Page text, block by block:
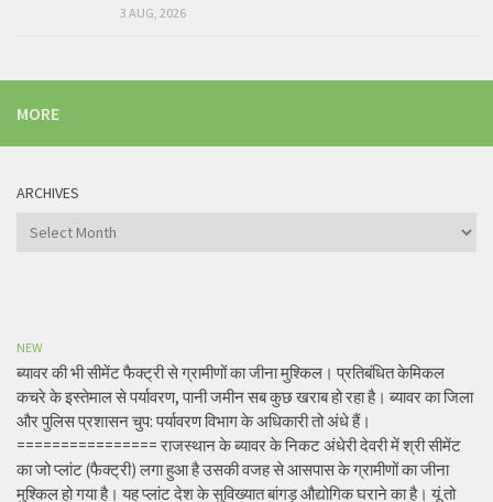
3 AUG, 2026
MORE
ARCHIVES
Archives
NEW
ब्यावर की भी सीमेंट फैक्ट्री से ग्रामीणों का जीना मुश्किल। प्रतिबंधित केमिकल
कचरे के इस्तेमाल से पर्यावरण, पानी जमीन सब कुछ खराब हो रहा है। ब्यावर का जिला
और पुलिस प्रशासन चुप: पर्यावरण विभाग के अधिकारी तो अंधे हैं।
================ राजस्थान के ब्यावर के निकट अंधेरी देवरी में श्री सीमेंट
का जो प्लांट (फैक्ट्री) लगा हुआ है उसकी वजह से आसपास के ग्रामीणों का जीना
मुश्किल हो गया है। यह प्लांट देश के सुविख्यात बांगड़ औद्योगिक घराने का है। यूं तो